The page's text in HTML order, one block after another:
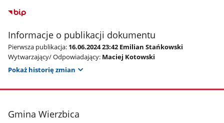
Informacje o publikacji dokumentu
Pierwsza publikacja: 16.06.2024 23:42 Emilian Stańkowski
Wytwarzający/ Odpowiadający: Maciej Kotowski
Pokaż historię zmian
stopka
Gmina Wierzbica